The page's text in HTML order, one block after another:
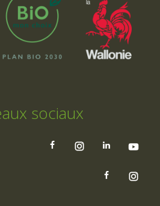
sociaux